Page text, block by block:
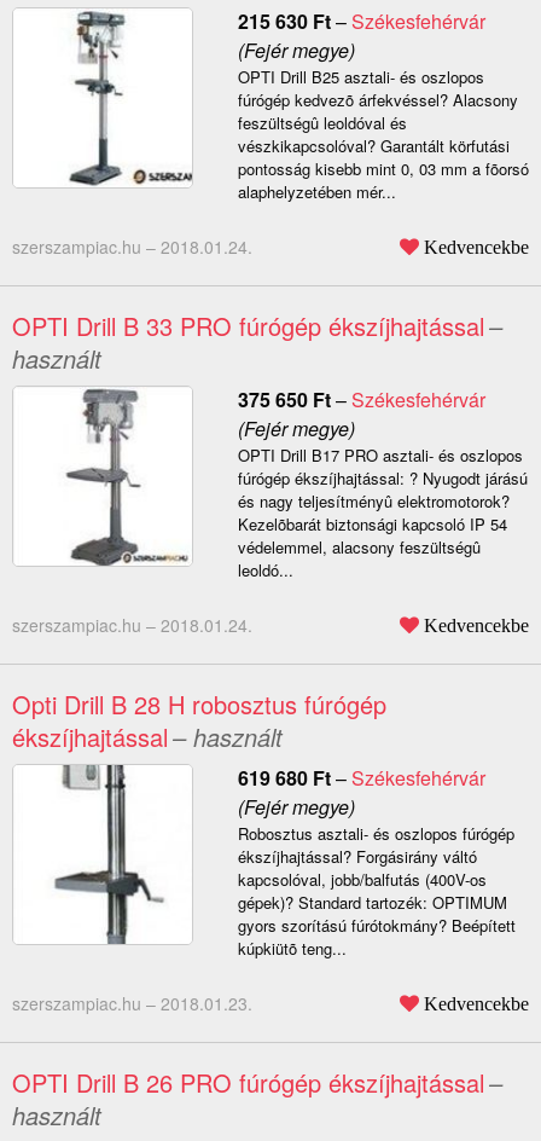
215 630 Ft–Székesfehérvár
(Fejér megye)
OPTI Drill B25 asztali- és oszlopos
fúrógép kedvezõ árfekvéssel? Alacsony
feszültségû leoldóval és
vészkikapcsolóval? Garantált körfutási
pontosság kisebb mint 0, 03 mm a fõorsó
alaphelyzetében mér...
szerszampiac.hu – 2018.01.24. Kedvencekbe
OPTI Drill B 33 PRO fúrógép ékszíjhajtással–
használt
375 650 Ft–Székesfehérvár
(Fejér megye)
OPTI Drill B17 PRO asztali- és oszlopos
fúrógép ékszíjhajtással: ? Nyugodt járású
és nagy teljesítményû elektromotorok?
Kezelõbarát biztonsági kapcsoló IP 54
védelemmel, alacsony feszültségû
leoldó...
szerszampiac.hu – 2018.01.24. Kedvencekbe
Opti Drill B 28 H robosztus fúrógép
ékszíjhajtással– használt
619 680 Ft–Székesfehérvár
(Fejér megye)
Robosztus asztali- és oszlopos fúrógép
ékszíjhajtással? Forgásirány váltó
kapcsolóval, jobb/balfutás (400V-os
gépek)? Standard tartozék: OPTIMUM
gyors szorítású fúrótokmány? Beépített
kúpkiütõ teng...
szerszampiac.hu – 2018.01.23. Kedvencekbe
OPTI Drill B 26 PRO fúrógép ékszíjhajtással–
használt